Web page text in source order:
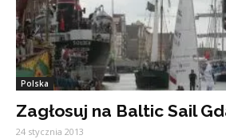
Polska
Zagłosuj na Baltic Sail
24 stycznia 2013